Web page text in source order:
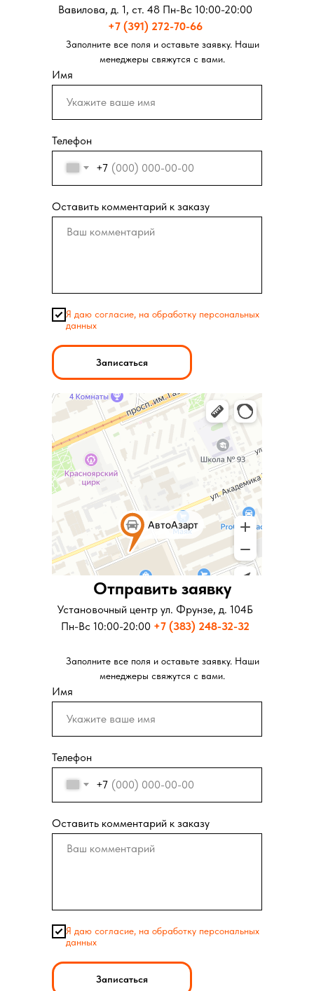
Имя
Телефон
+7
Оставить комментарий к заказу
Я даю согласие, на обработку персональных
данных
Записаться
Вавилова, д. 1, ст. 48 Пн-Вс 10:00-20:00
+7 (391) 272-70-66
Заполните все поля и оставьте заявку. Наши
менеджеры свяжутся с вами.
Отправить заявку
Установочный центр ул. Московская д.281
Пн-Вс 10:00-20:00 +7 (343) 346-73-73
менеджеры свяжутся с вами.
Имя
Телефон
+7
Оставить комментарий к заказу
Я даю согласие, на обработку персональных
данных
Записаться
Отправить заявку
Установочный центр ул. Фрунзе, д. 104Б
Пн-Вс 10:00-20:00 +7 (383) 248-32-32
Заполните все поля и оставьте заявку. Наши
менеджеры свяжутся с вами.